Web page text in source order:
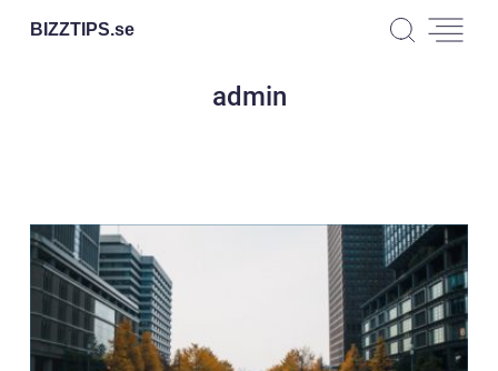
BIZZTIPS.se
admin